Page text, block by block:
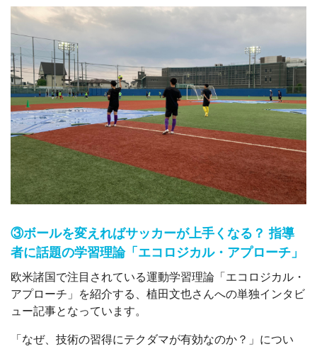
③ボールを変えればサッカーが上手くなる？ 指導
者に話題の学習理論「エコロジカル・アプローチ」
欧米諸国で注目されている運動学習理論「エコロジカル・
アプローチ」を紹介する、植田文也さんへの単独インタビ
ュー記事となっています。
「なぜ、技術の習得にテクダマが有効なのか？」につい